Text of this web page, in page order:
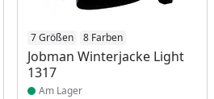
7 Größen 8 Farben
Jobman Winterjacke Light
1317
Produkt am Lager
Am Lager